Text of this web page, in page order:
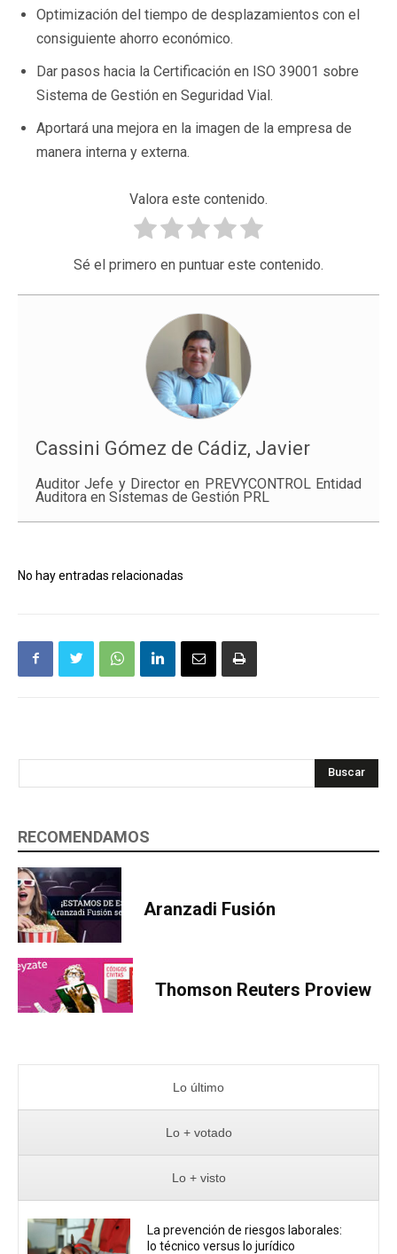
Optimización del tiempo de desplazamientos con el
consiguiente ahorro económico.
Dar pasos hacia la Certificación en ISO 39001 sobre
Sistema de Gestión en Seguridad Vial.
Aportará una mejora en la imagen de la empresa de
manera interna y externa.
Valora este contenido.
Sé el primero en puntuar este contenido.
Cassini Gómez de Cádiz, Javier
Auditor Jefe y Director en PREVYCONTROL Entidad
Auditora en Sistemas de Gestión PRL
No hay entradas relacionadas
Buscar
RECOMENDAMOS
Aranzadi Fusión
Thomson Reuters Proview
Lo último
Lo + votado
Lo + visto
La prevención de riesgos laborales:
lo técnico versus lo jurídico